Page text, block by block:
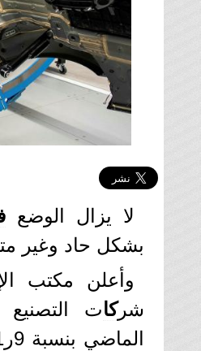
لا يزال الوضع
بشكل حاد وغير
وأعلن مكتب
شركات التصنيع